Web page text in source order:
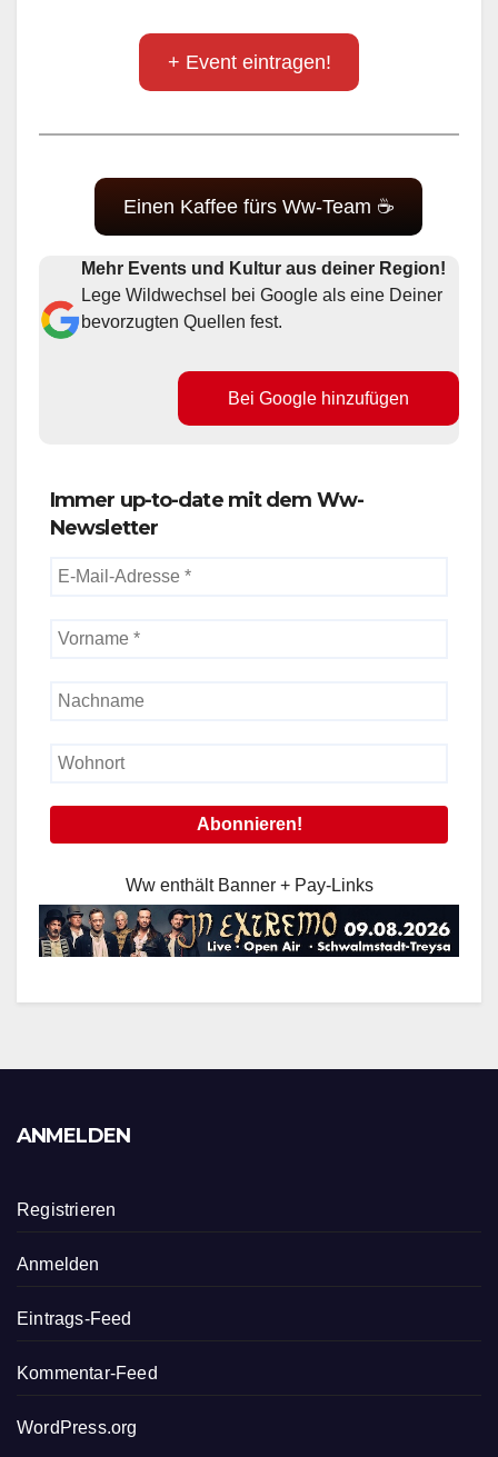
+ Event eintragen!
Einen Kaffee fürs Ww-Team ☕
Mehr Events und Kultur aus deiner Region!
Lege Wildwechsel bei Google als eine Deiner
bevorzugten Quellen fest.
Bei Google hinzufügen
Immer up-to-date mit dem Ww-
Newsletter
Ww enthält Banner + Pay-Links
ANMELDEN
Registrieren
Anmelden
Eintrags-Feed
Kommentar-Feed
WordPress.org